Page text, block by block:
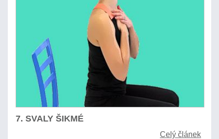
7. SVALY ŠIKMÉ
Celý článek